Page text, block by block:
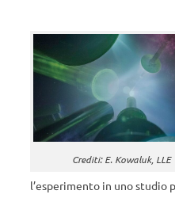
Crediti: E. Kowaluk, LLE
l’esperimento in uno studio